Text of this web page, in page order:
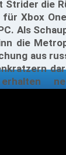
Strider die
Xbox
Als
die
aus